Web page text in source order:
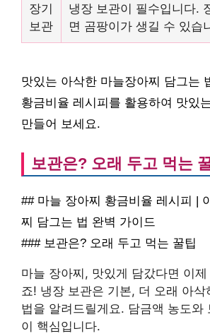
장기
보관
냉장 보관이 필수입니다.
면 곰팡이가 생길 수 있습
맛있는 아삭한 마늘장아찌 담그는
황금비율 레시피를 활용하여 맛있
만들어 보세요.
보관은? 오래 두고 먹는
## 마늘 장아찌 황금비율 레시피 |
찌 담그는 법 완벽 가이드
### 보관은? 오래 두고 먹는 꿀팁
마늘 장아찌, 맛있게 담갔다면 이
죠! 냉장 보관은 기본, 더 오래 아삭
법을 알려드릴게요. 담금액 농도와
이 핵심입니다.